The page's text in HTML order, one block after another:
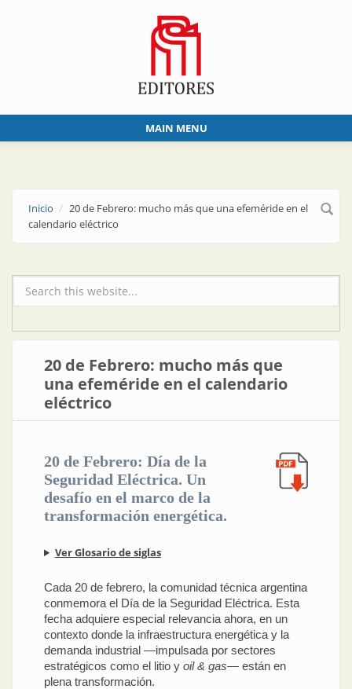
MAIN MENU
Inicio
20 de Febrero: mucho más que una efeméride en el
calendario eléctrico
Formulario de búsqueda
20 de Febrero: mucho más que
una efeméride en el calendario
eléctrico
20 de Febrero: Día de la
Seguridad Eléctrica. Un
desafío en el marco de la
transformación energética.
Ver Glosario de siglas
Cada 20 de febrero, la comunidad técnica argentina
conmemora el Día de la Seguridad Eléctrica. Esta
fecha adquiere especial relevancia ahora, en un
contexto donde la infraestructura energética y la
demanda industrial —impulsada por sectores
estratégicos como el litio y oil & gas— están en
plena transformación.